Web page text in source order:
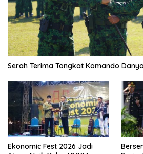
Serah Terima Tongkat Komando
Ekonomic Fest 2026 Jadi